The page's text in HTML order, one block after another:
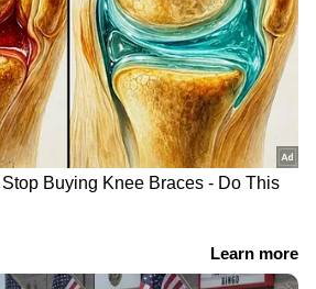
ഹഫർ അൽ
മരുഭൂമിയിൽ
മൂന്നാമത്തെ
കാലാവസ്ഥാ